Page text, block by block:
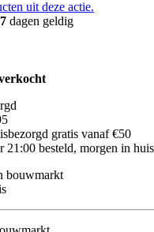
uit deze actie.
7 dagen geldig
gratis vanaf €50
21:00 besteld, morgen in huis
bouwmarkt